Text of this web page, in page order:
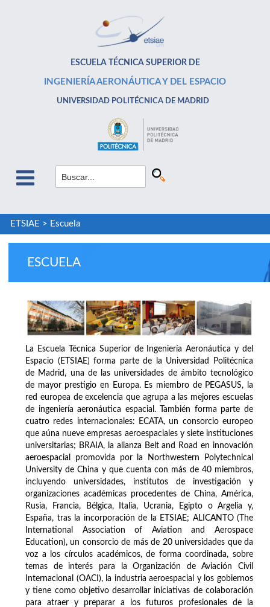
ESCUELA TÉCNICA SUPERIOR DE
INGENIERÍA AERONÁUTICA Y DEL ESPACIO
UNIVERSIDAD POLITÉCNICA DE MADRID
ETSIAE > Escuela
ESCUELA
La Escuela Técnica Superior de Ingeniería Aeronáutica y del
Espacio (ETSIAE) forma parte de la Universidad Politécnica
de Madrid, una de las universidades de ámbito tecnológico
de mayor prestigio en Europa. Es miembro de PEGASUS, la
red europea de excelencia que agrupa a las mejores escuelas
de ingeniería aeronáutica espacial. También forma parte de
cuatro redes internacionales: ECATA, un consorcio europeo
que aúna nueve empresas aeroespaciales y siete instituciones
universitarias; BRAIA, la alianza Belt and Road en innovación
aeroespacial promovida por la Northwestern Polytechnical
University de China y que cuenta con más de 40 miembros,
incluyendo universidades, institutos de investigación y
organizaciones académicas procedentes de China, América,
Rusia, Francia, Bélgica, Italia, Ucrania, Egipto o Argelia y,
España, tras la incorporación de la ETSIAE; ALICANTO (The
International Association of Aviation and Aerospace
Education), un consorcio de más de 20 universidades que da
voz a los círculos académicos, de forma coordinada, sobre
temas de interés para la Organización de Aviación Civil
Internacional (OACI), la industria aeroespacial y los gobiernos
y tiene como objetivo desarrollar iniciativas de colaboración
para atraer y preparar a los futuros profesionales de la